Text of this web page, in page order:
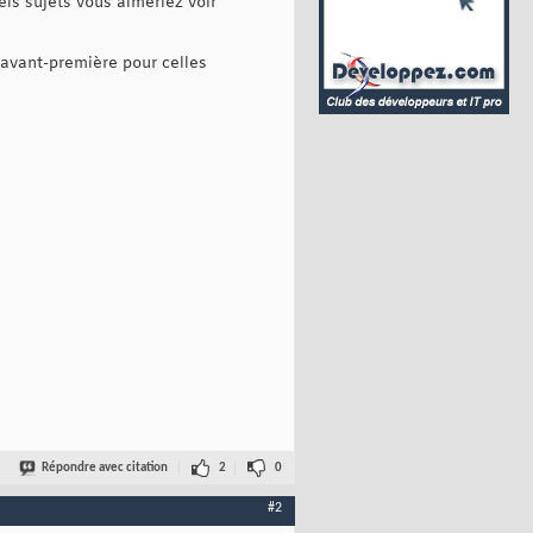
première pour celles
Répondre avec citation 2 0
#2